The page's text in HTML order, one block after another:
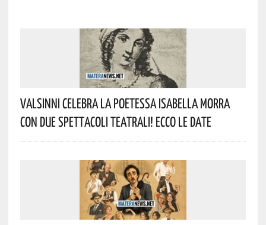
Valsinni Celebra La Poetessa Isabella Morra
Con Due Spettacoli Teatrali! Ecco Le Date